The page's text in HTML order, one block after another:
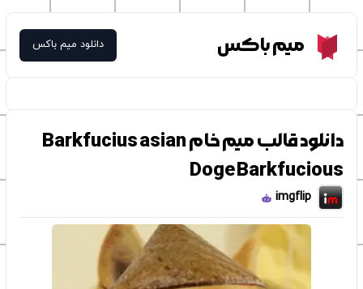
Meme Boxمیم باکس دانلود میم باکس
دانلود قالب میم خام Barkfucius asian
Doge Barkfucious
imgflip